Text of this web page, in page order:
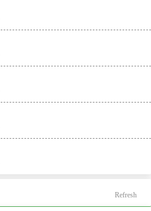
Refresh